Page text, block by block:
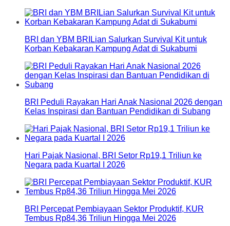
BRI dan YBM BRILian Salurkan Survival Kit untuk
Korban Kebakaran Kampung Adat di Sukabumi
BRI Peduli Rayakan Hari Anak Nasional 2026 dengan
Kelas Inspirasi dan Bantuan Pendidikan di Subang
Hari Pajak Nasional, BRI Setor Rp19,1 Triliun ke
Negara pada Kuartal I 2026
BRI Percepat Pembiayaan Sektor Produktif, KUR
Tembus Rp84,36 Triliun Hingga Mei 2026